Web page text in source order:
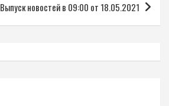
Выпуск новостей в 09:00 от 18.05.2021